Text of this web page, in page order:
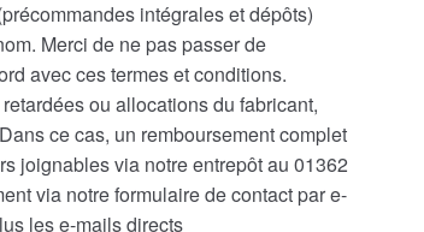
intégrales et dépôts)
Merci de ne pas passer de
avec ces termes et conditions.
ou allocations du fabricant,
ce cas, un remboursement complet
joignables via notre entrepôt au 01362
via notre formulaire de contact par e-
les e-mails directs